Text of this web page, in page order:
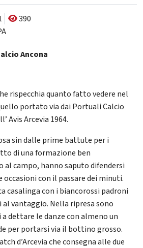
390
Ancona
rispecchia quanto fatto vedere nel
portato via dai Portuali Calcio
Avis Arcevia 1964.
sin dalle prime battute per i
di una formazione ben
al campo, hanno saputo difendersi
occasioni con il passare dei minuti.
casalinga con i biancorossi padroni
al vantaggio. Nella ripresa sono
dettare le danze con almeno un
per portarsi via il bottino grosso.
d’Arcevia che consegna alle due